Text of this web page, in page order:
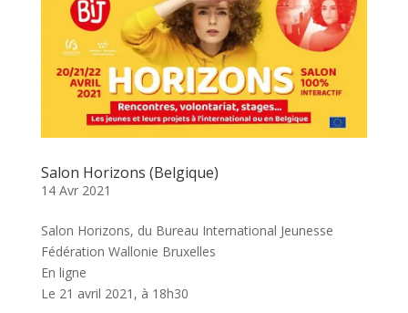
Salon Horizons (Belgique)
14 Avr 2021
Salon Horizons, du Bureau International Jeunesse
Fédération Wallonie Bruxelles
En ligne
Le 21 avril 2021, à 18h30